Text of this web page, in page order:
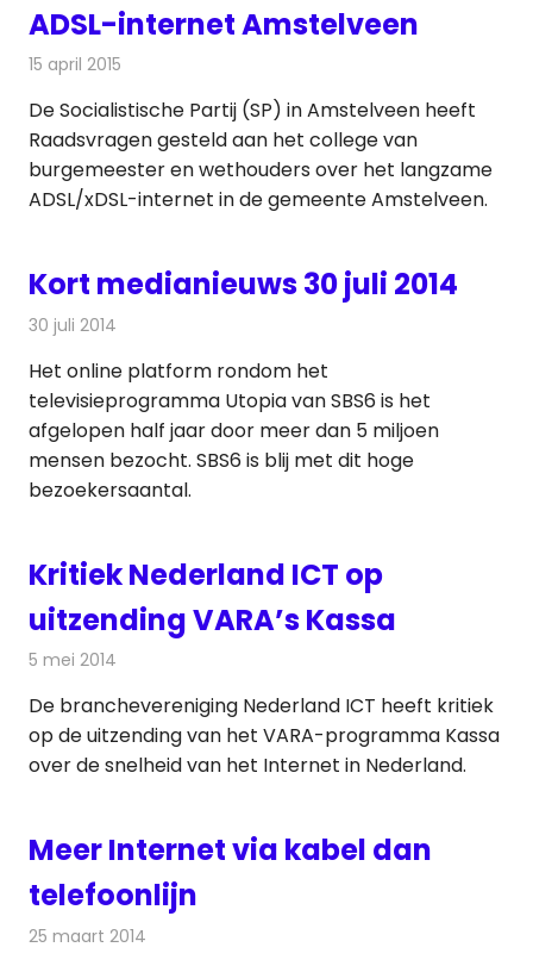
ADSL-internet Amstelveen
15 april 2015
De Socialistische Partij (SP) in Amstelveen heeft
Raadsvragen gesteld aan het college van
burgemeester en wethouders over het langzame
ADSL/xDSL-internet in de gemeente Amstelveen.
Kort medianieuws 30 juli 2014
30 juli 2014
Het online platform rondom het
televisieprogramma Utopia van SBS6 is het
afgelopen half jaar door meer dan 5 miljoen
mensen bezocht. SBS6 is blij met dit hoge
bezoekersaantal.
Kritiek Nederland ICT op
uitzending VARA’s Kassa
5 mei 2014
De branchevereniging Nederland ICT heeft kritiek
op de uitzending van het VARA-programma Kassa
over de snelheid van het Internet in Nederland.
Meer Internet via kabel dan
telefoonlijn
25 maart 2014